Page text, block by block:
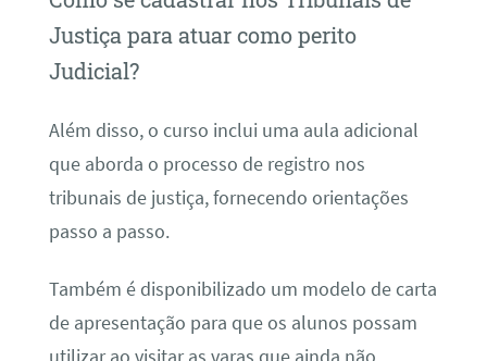
Justiça para atuar como perito
Judicial?
Além disso, o curso inclui uma aula adicional
que aborda o processo de registro nos
tribunais de justiça, fornecendo orientações
passo a passo.
Também é disponibilizado um modelo de carta
de apresentação para que os alunos possam